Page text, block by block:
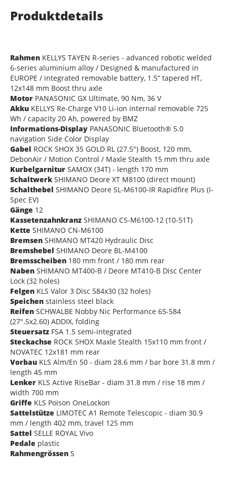
Produktdetails
Rahmen KELLYS TAYEN R-series - advanced robotic welded
6-series aluminium alloy / Designed & manufactured in
EUROPE / integrated removable battery, 1.5“ tapered HT,
12x148 mm Boost thru axle
Motor PANASONIC GX Ultimate, 90 Nm, 36 V
Akku KELLYS Re-Charge V10 Li-ion internal removable 725
Wh / capacity 20 Ah, powered by BMZ
Informations-Display PANASONIC Bluetooth® 5.0
navigation Side Color Display
Gabel ROCK SHOX 35 GOLD RL (27.5") Boost, 120 mm,
DebonAir / Motion Control / Maxle Stealth 15 mm thru axle
Kurbelgarnitur SAMOX (34T) - length 170 mm
Schaltwerk SHIMANO Deore XT M8100 (direct mount)
Schalthebel SHIMANO Deore SL-M6100-IR Rapidfire Plus (I-
Spec EV)
Gänge 12
Kassetenzahnkranz SHIMANO CS-M6100-12 (10-51T)
Kette SHIMANO CN-M6100
Bremsen SHIMANO MT420 Hydraulic Disc
Bremshebel SHIMANO Deore BL-M4100
Bremsscheiben 180 mm front / 180 mm rear
Naben SHIMANO MT400-B / Deore MT410-B Disc Center
Lock (32 holes)
Felgen KLS Valor 3 Disc 584x30 (32 holes)
Speichen stainless steel black
Reifen SCHWALBE Nobby Nic Performance 65-584
(27".5x2.60) ADDIX, folding
Steuersatz FSA 1.5 semi-integrated
Steckachse ROCK SHOX Maxle Stealth 15x110 mm front /
NOVATEC 12x181 mm rear
Vorbau KLS Alm/En 50 - diam 28.6 mm / bar bore 31.8 mm /
length 45 mm
Lenker KLS Active RiseBar - diam 31.8 mm / rise 18 mm /
width 700 mm
Griffe KLS Poison OneLockon
Sattelstütze LIMOTEC A1 Remote Telescopic - diam 30.9
mm / length 402 mm, travel 125 mm
Sattel SELLE ROYAL Vivo
Pedale plastic
Rahmengrössen S